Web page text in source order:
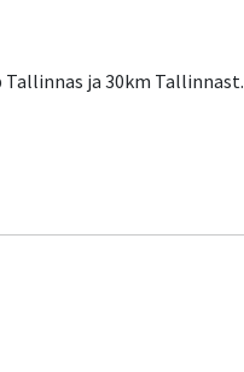
ja 30km Tallinnast.